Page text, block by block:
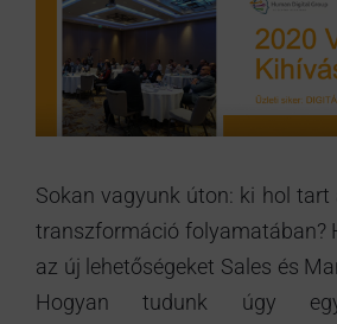
Sokan vagyunk úton: ki hol tart
transzformáció folyamatában?
az új lehetőségeket Sales és
Hogyan tudunk úgy